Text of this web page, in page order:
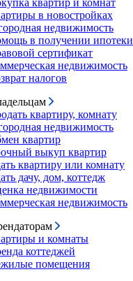
квартир и комнат
в новостройках
недвижимость
в получении ипотеки
сертификат
недвижимость
налогов
квартиру, комнату
недвижимость
квартир
выкуп квартир
квартиру или комнату
дачу, дом, коттедж
недвижимости
недвижимость
и комнаты
коттеджей
помещения